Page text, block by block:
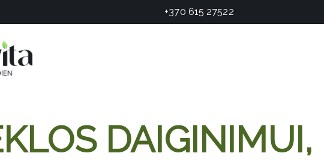
+370 615 27522
DAIGINIMUI,